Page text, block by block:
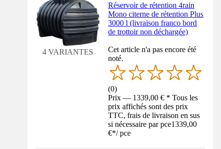
4 VARIANTES
Réservoir de rétention 4rain
Mono citerne de rétention Plus
3000 l (livraison franco bord
de trottoir non déchargée)
Cet article n'a pas encore été
noté.
(0)
Prix — 1339,00 € * Tous les
prix affichés sont des prix
TTC, frais de livraison en sus
si nécessaire par pce1339,00
€*/ pce